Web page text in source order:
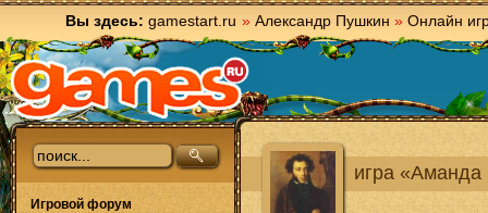
Вы здесь: gamestart.ru » Александр Пушкин » Онлайн
игра
Игровой форум